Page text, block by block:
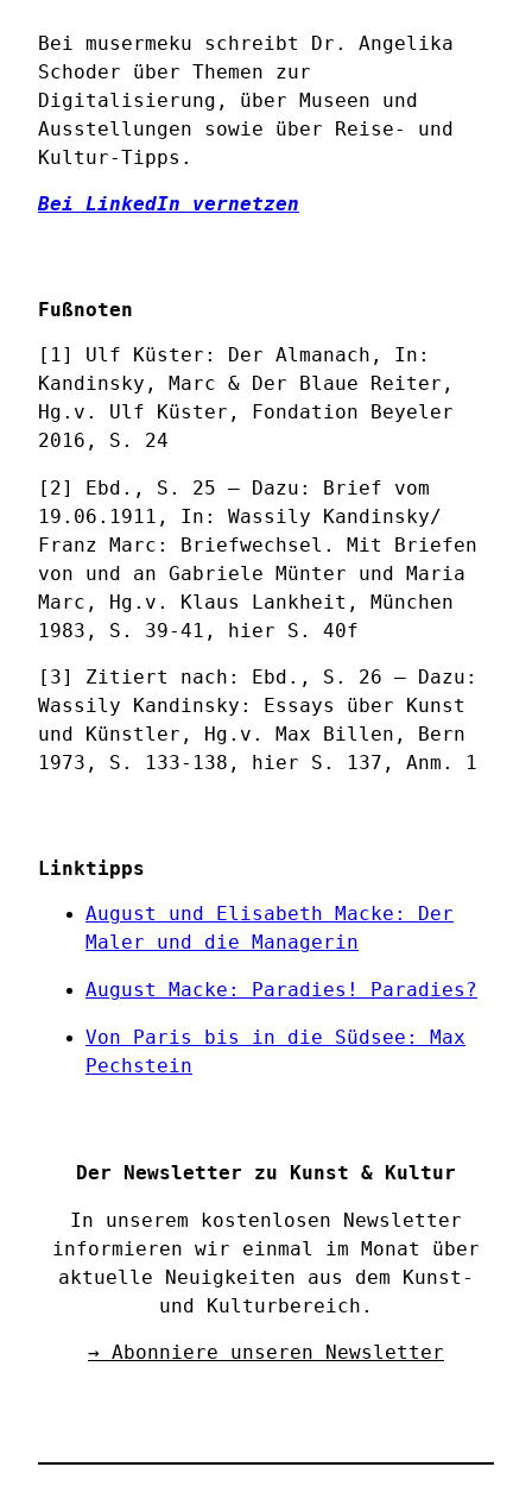
Bei musermeku schreibt Dr. Angelika
Schoder über Themen zur
Digitalisierung, über Museen und
Ausstellungen sowie über Reise- und
Kultur-Tipps.
Bei LinkedIn vernetzen
Fußnoten
[1] Ulf Küster: Der Almanach, In:
Kandinsky, Marc & Der Blaue Reiter,
Hg.v. Ulf Küster, Fondation Beyeler
2016, S. 24
[2] Ebd., S. 25 – Dazu: Brief vom
19.06.1911, In: Wassily Kandinsky/
Franz Marc: Briefwechsel. Mit Briefen
von und an Gabriele Münter und Maria
Marc, Hg.v. Klaus Lankheit, München
1983, S. 39-41, hier S. 40f
[3] Zitiert nach: Ebd., S. 26 – Dazu:
Wassily Kandinsky: Essays über Kunst
und Künstler, Hg.v. Max Billen, Bern
1973, S. 133-138, hier S. 137, Anm. 1
Linktipps
August und Elisabeth Macke: Der
Maler und die Managerin
August Macke: Paradies! Paradies?
Von Paris bis in die Südsee: Max
Pechstein
Der Newsletter zu Kunst & Kultur
In unserem kostenlosen Newsletter
informieren wir einmal im Monat über
aktuelle Neuigkeiten aus dem Kunst-
und Kulturbereich.
→ Abonniere unseren Newsletter